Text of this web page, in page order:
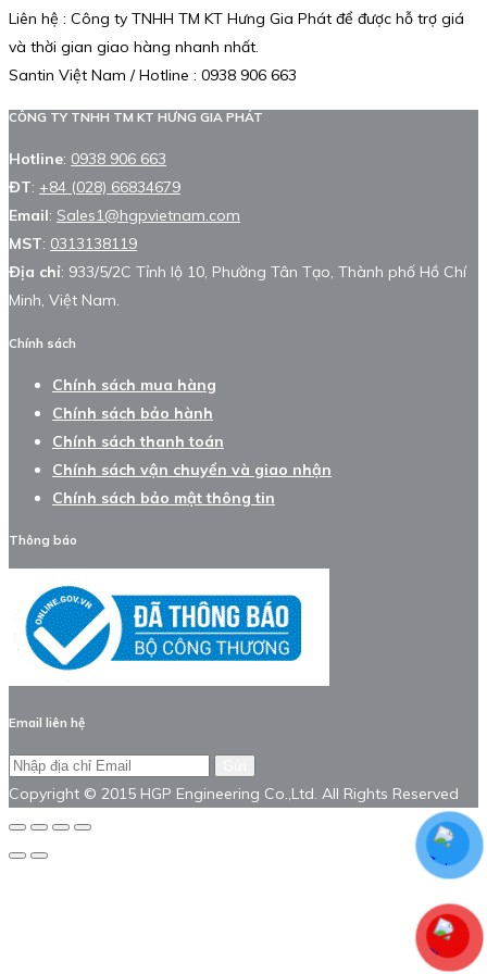
Liên hệ : Công ty TNHH TM KT Hưng Gia Phát để được hỗ trợ giá
và thời gian giao hàng nhanh nhất.
Santin Việt Nam / Hotline : 0938 906 663
CÔNG TY TNHH TM KT HƯNG GIA PHÁT
Hotline: 0938 906 663
ĐT: +84 (028) 66834679
Email: Sales1@hgpvietnam.com
MST: 0313138119
Địa chỉ: 933/5/2C Tỉnh lộ 10, Phường Tân Tạo, Thành phố Hồ Chí
Minh, Việt Nam.
Chính sách
Chính sách mua hàng
Chính sách bảo hành
Chính sách thanh toán
Chính sách vận chuyển và giao nhận
Chính sách bảo mật thông tin
Thông báo
Email liên hệ
Copyright © 2015 HGP Engineering Co.,Ltd. All Rights Reserved